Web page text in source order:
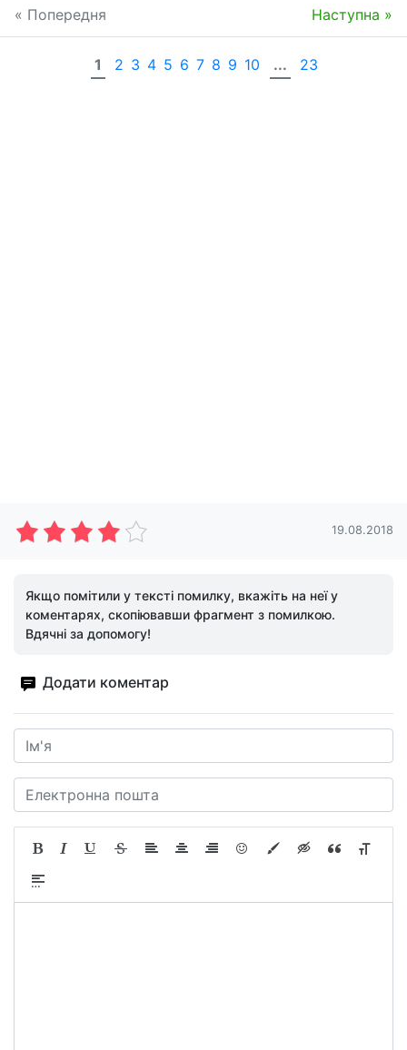
« Попередня Наступна »
1 2 3 4 5 6 7 8 9 10 ... 23
19.08.2018
Якщо помітили у тексті помилку, вкажіть на неї у
коментарях, скопіювавши фрагмент з помилкою.
Вдячні за допомогу!
Додати коментар